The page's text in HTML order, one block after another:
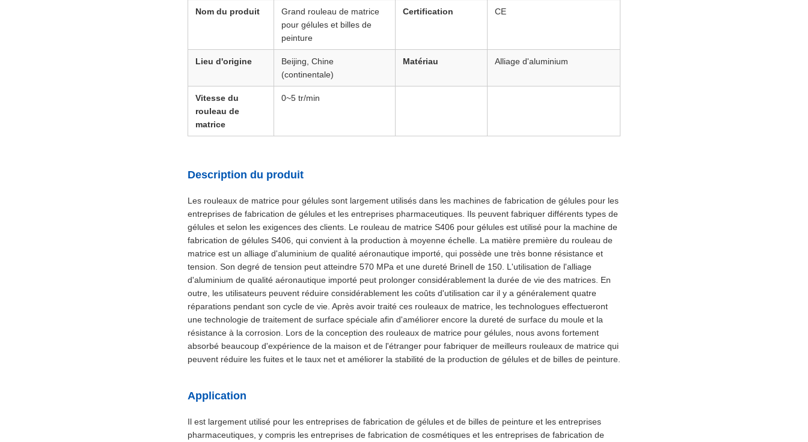
Nom du produit
Grand rouleau de matrice
pour gélules et billes de
peinture
Certification CE
Lieu d'origine
Beijing, Chine
(continentale)
Matériau Alliage d'aluminium
Vitesse du
rouleau de
matrice
0~5 tr/min
Description du produit
Les rouleaux de matrice pour gélules sont largement utilisés dans les machines de fabrication de gélules pour les
entreprises de fabrication de gélules et les entreprises pharmaceutiques. Ils peuvent fabriquer différents types de
gélules et selon les exigences des clients. Le rouleau de matrice S406 pour gélules est utilisé pour la machine de
fabrication de gélules S406, qui convient à la production à moyenne échelle. La matière première du rouleau de
matrice est un alliage d'aluminium de qualité aéronautique importé, qui possède une très bonne résistance et
tension. Son degré de tension peut atteindre 570 MPa et une dureté Brinell de 150. L'utilisation de l'alliage
d'aluminium de qualité aéronautique importé peut prolonger considérablement la durée de vie des matrices. En
outre, les utilisateurs peuvent réduire considérablement les coûts d'utilisation car il y a généralement quatre
réparations pendant son cycle de vie. Après avoir traité ces rouleaux de matrice, les technologues effectueront
une technologie de traitement de surface spéciale afin d'améliorer encore la dureté de surface du moule et la
résistance à la corrosion. Lors de la conception des rouleaux de matrice pour gélules, nous avons fortement
absorbé beaucoup d'expérience de la maison et de l'étranger pour fabriquer de meilleurs rouleaux de matrice qui
peuvent réduire les fuites et le taux net et améliorer la stabilité de la production de gélules et de billes de peinture.
Application
Il est largement utilisé pour les entreprises de fabrication de gélules et de billes de peinture et les entreprises
pharmaceutiques, y compris les entreprises de fabrication de cosmétiques et les entreprises de fabrication de